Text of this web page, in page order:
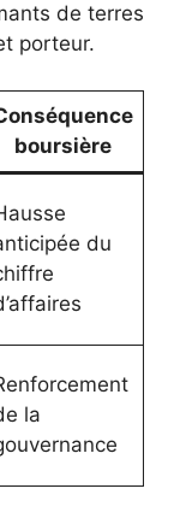
de terres
porteur.
boursière
du
la